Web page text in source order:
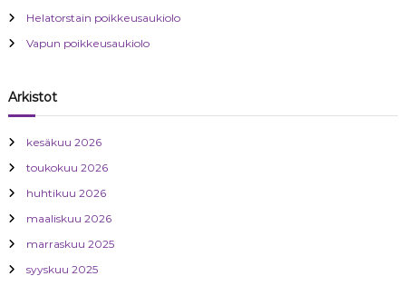
k
e
l
i
e
n
Helatorstain poikkeusaukiolo
Vapun poikkeusaukiolo
Arkistot
kesäkuu 2026
toukokuu 2026
huhtikuu 2026
maaliskuu 2026
marraskuu 2025
syyskuu 2025